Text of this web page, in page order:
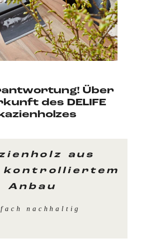
Über
des DELIFE
aus
kontrolliertem
Anbau
nachhaltig